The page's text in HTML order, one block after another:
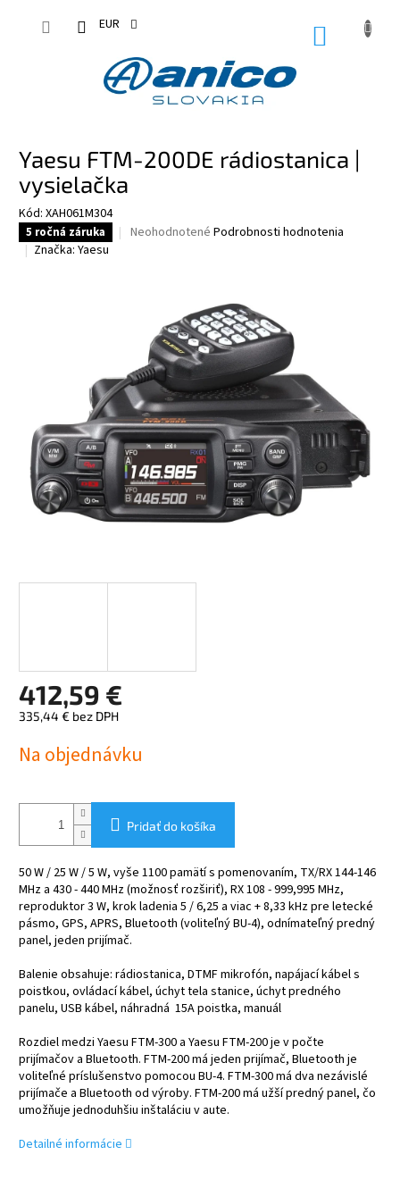
EUR
Yaesu FTM-200DE rádiostanica |
vysielačka
Kód: XAH061M304
5 ročná záruka
Priemerné
hviezdičiek.
Neohodnotené Podrobnosti hodnotenia
Značka: Yaesu
412,59 €
335,44 € bez DPH
cena:
Na objednávku
Pridať do košíka
50 W / 25 W / 5 W, vyše 1100 pamätí s pomenovaním, TX/RX 144-146
MHz a 430 - 440 MHz (možnosť rozširiť), RX 108 - 999,995 MHz,
reproduktor 3 W, krok ladenia 5 / 6,25 a viac + 8,33 kHz pre letecké
pásmo, GPS, APRS, Bluetooth (voliteľný BU-4), odnímateľný predný
panel, jeden prijímač.
Balenie obsahuje: rádiostanica, DTMF mikrofón, napájací kábel s
poistkou, ovládací kábel, úchyt tela stanice, úchyt predného
panelu, USB kábel, náhradná 15A poistka, manuál
Rozdiel medzi Yaesu FTM-300 a Yaesu FTM-200 je v počte
prijímačov a Bluetooth. FTM-200 má jeden prijímač, Bluetooth je
voliteľné príslušenstvo pomocou BU-4. FTM-300 má dva nezávislé
prijímače a Bluetooth od výroby. FTM-200 má užší predný panel, čo
umožňuje jednoduhšiu inštaláciu v aute.
Detailné informácie